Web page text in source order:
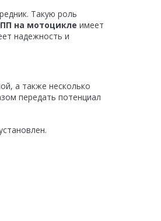
Такую роль
на мотоцикле имеет
надежность и
а также несколько
передать потенциал